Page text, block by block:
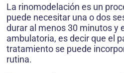
La rinomodelación es un
puede necesitar una o dos
durar al menos 30 minutos y
ambulatoria, es decir que el
tratamiento se puede
rutina.